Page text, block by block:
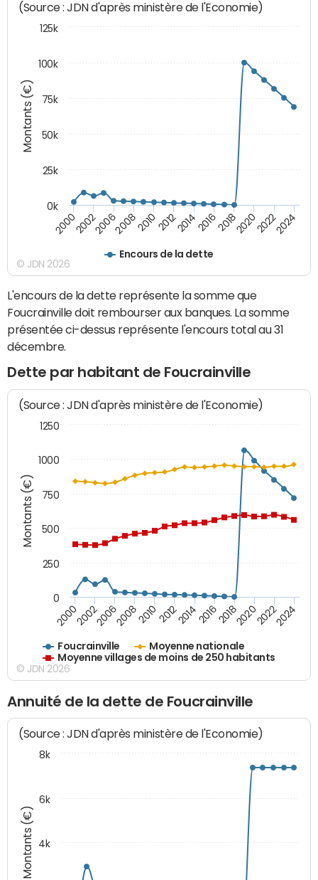
Montants (€)
(Source : JDN d'après ministère de l'Economie)
Encours de la dette
200020022006200820102012201420162018202020222024
0k
25k
50k
75k
100k
125k
© JDN 2026
L'encours de la dette représente la somme que
Foucrainville doit rembourser aux banques. La somme
présentée ci-dessus représente l'encours total au 31
décembre.
Dette par habitant de Foucrainville
Montants (€)
(Source : JDN d'après ministère de l'Economie)
Foucrainville
Moyenne nationale
Moyenne villages de moins de 250 habitants
200020022006200820102012201420162018202020222024
0
250
500
750
1000
1250
© JDN 2026
Annuité de la dette de Foucrainville
Montants (€)
(Source : JDN d'après ministère de l'Economie)
4k
6k
8k